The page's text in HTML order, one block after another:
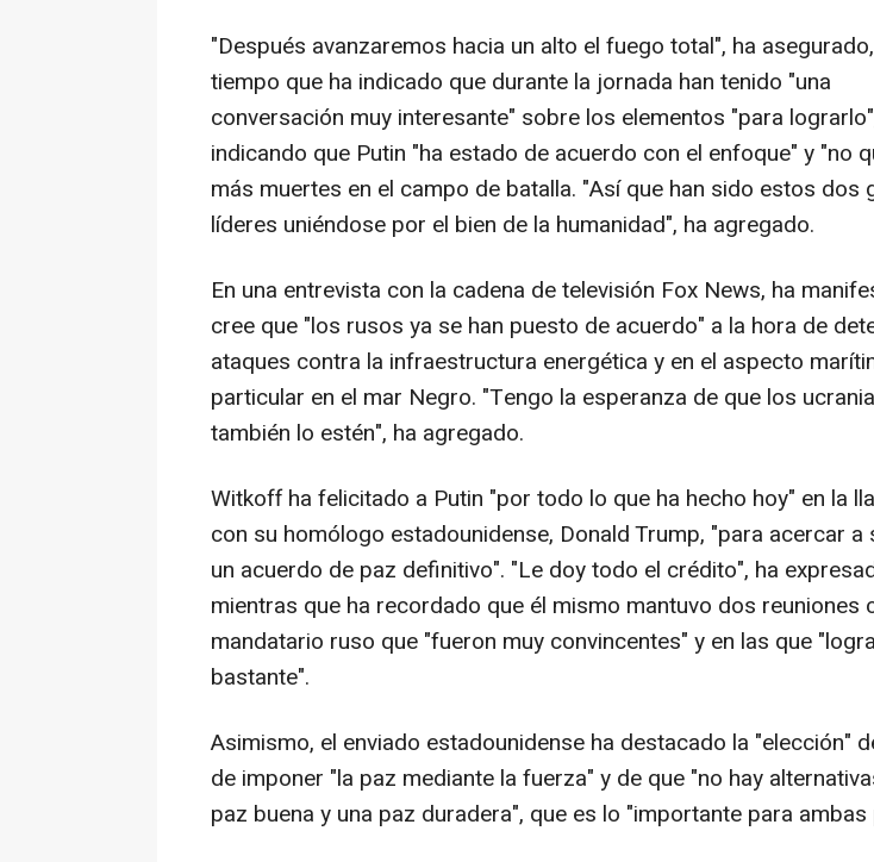
"Después avanzaremos hacia un alto el fuego total", ha
tiempo que ha indicado que durante la jornada han tenido "una
conversación muy interesante" sobre los elementos "para
indicando que Putin "ha estado de acuerdo con el enfoque" y "no
más muertes en el campo de batalla. "Así que han sido estos dos
líderes uniéndose por el bien de la humanidad", ha agregado.
En una entrevista con la cadena de televisión Fox News, ha
cree que "los rusos ya se han puesto de acuerdo" a la hora de
ataques contra la infraestructura energética y en el aspecto
particular en el mar Negro. "Tengo la esperanza de que los
también lo estén", ha agregado.
Witkoff ha felicitado a Putin "por todo lo que ha hecho hoy" en la
con su homólogo estadounidense, Donald Trump, "para acercar a
un acuerdo de paz definitivo". "Le doy todo el crédito", ha
mientras que ha recordado que él mismo mantuvo dos reuniones
mandatario ruso que "fueron muy convincentes" y en las que
bastante".
Asimismo, el enviado estadounidense ha destacado la "elección"
de imponer "la paz mediante la fuerza" y de que "no hay
paz buena y una paz duradera", que es lo "importante para ambas